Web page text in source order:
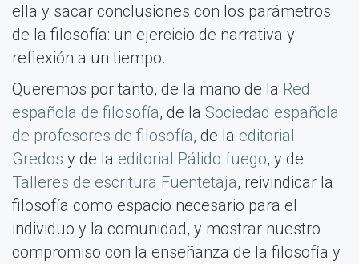
ella y sacar conclusiones con los parámetros
de la filosofía: un ejercicio de narrativa y
reflexión a un tiempo.
Queremos por tanto, de la mano de la Red
española de filosofía, de la Sociedad española
de profesores de filosofía, de la editorial
Gredos y de la editorial Pálido fuego, y de
Talleres de escritura Fuentetaja, reivindicar la
filosofía como espacio necesario para el
individuo y la comunidad, y mostrar nuestro
compromiso con la enseñanza de la filosofía y